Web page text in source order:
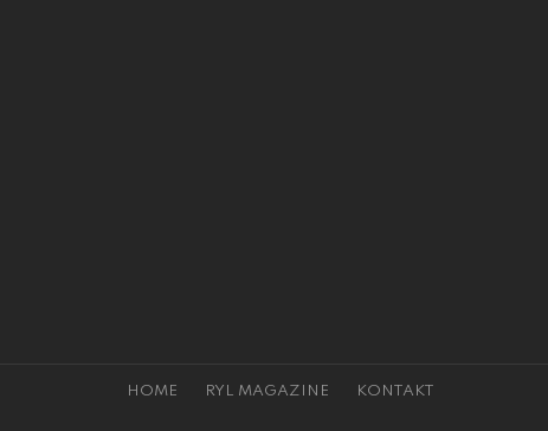
HOME RYL MAGAZINE KONTAKT